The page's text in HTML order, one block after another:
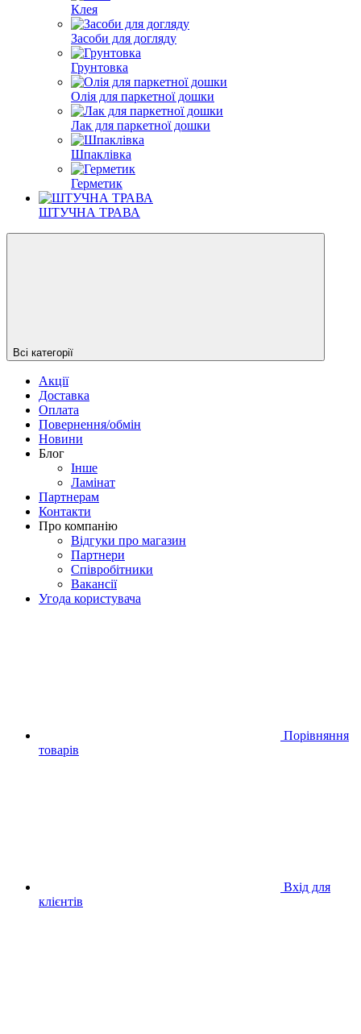
Клея
Засоби для догляду
Грунтовка
Олія для паркетної дошки
Лак для паркетної дошки
Шпаклівка
Герметик
ШТУЧНА ТРАВА
Всі категорії
Акції
Доставка
Оплата
Повернення/обмін
Новини
Блог
Iнше
Ламінат
Партнерам
Контакти
Про компанію
Відгуки про магазин
Партнери
Співробітники
Вакансії
Угода користувача
Порівняння
товарів
Вхід для
клієнтів